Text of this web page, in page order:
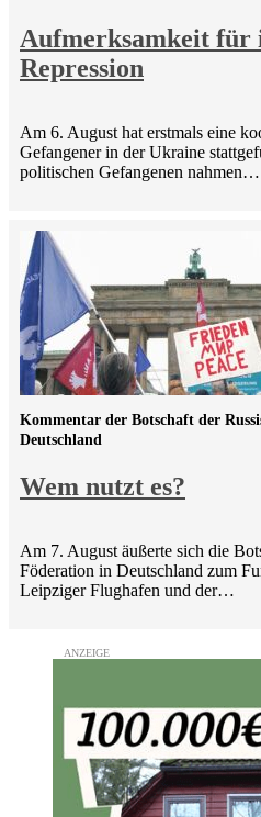
Aufmerksamkeit für
Repression
Am 6. August hat erstmals eine
Gefangener in der Ukraine
politischen Gefangenen nahmen…
Wem nutzt es?
Kommentar der Botschaft der
Deutschland
Am 7. August äußerte sich die
Föderation in Deutschland zum
Leipziger Flughafen und der…